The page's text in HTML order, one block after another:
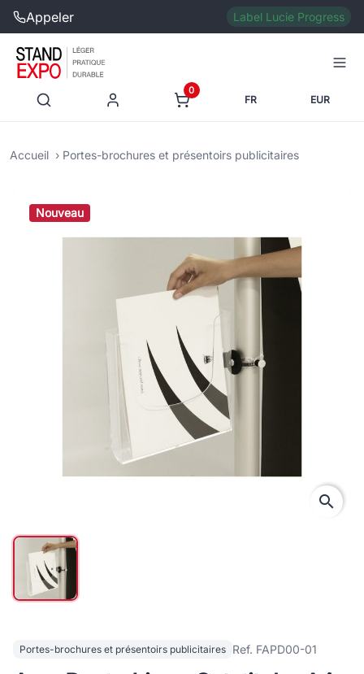
Appeler Label Lucie Progress
0
FR EUR
Accueil Portes-brochures et présentoirs publicitaires
Nouveau
search
Portes-brochures et présentoirs publicitaires Ref. FAPD00-01